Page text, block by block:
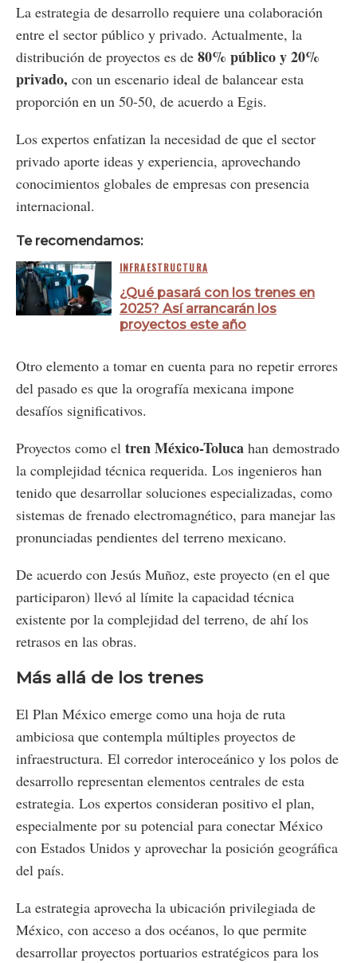
La estrategia de desarrollo requiere una colaboración
entre el sector público y privado. Actualmente, la
distribución de proyectos es de 80% público y 20%
privado, con un escenario ideal de balancear esta
proporción en un 50-50, de acuerdo a Egis.
Los expertos enfatizan la necesidad de que el sector
privado aporte ideas y experiencia, aprovechando
conocimientos globales de empresas con presencia
internacional.
Te recomendamos:
INFRAESTRUCTURA
¿Qué pasará con los trenes en
2025? Así arrancarán los
proyectos este año
Otro elemento a tomar en cuenta para no repetir errores
del pasado es que la orografía mexicana impone
desafíos significativos.
Proyectos como el tren México-Toluca han demostrado
la complejidad técnica requerida. Los ingenieros han
tenido que desarrollar soluciones especializadas, como
sistemas de frenado electromagnético, para manejar las
pronunciadas pendientes del terreno mexicano.
De acuerdo con Jesús Muñoz, este proyecto (en el que
participaron) llevó al límite la capacidad técnica
existente por la complejidad del terreno, de ahí los
retrasos en las obras.
Más allá de los trenes
El Plan México emerge como una hoja de ruta
ambiciosa que contempla múltiples proyectos de
infraestructura. El corredor interoceánico y los polos de
desarrollo representan elementos centrales de esta
estrategia. Los expertos consideran positivo el plan,
especialmente por su potencial para conectar México
con Estados Unidos y aprovechar la posición geográfica
del país.
La estrategia aprovecha la ubicación privilegiada de
México, con acceso a dos océanos, lo que permite
desarrollar proyectos portuarios estratégicos para los